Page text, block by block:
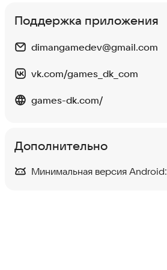
Поддержка приложения
dimangamedev@gmail.com
vk.com/games_dk_com
games-dk.com/
Дополнительно
Минимальная версия Android: